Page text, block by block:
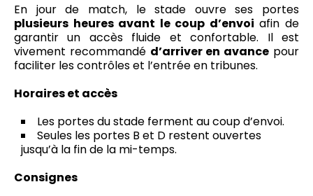
En jour de match, le stade ouvre ses portes
plusieurs heures avant le coup d’envoi afin de
garantir un accès fluide et confortable. Il est
vivement recommandé d’arriver en avance pour
faciliter les contrôles et l’entrée en tribunes.
Horaires et accès
Les portes du stade ferment au coup d’envoi.
Seules les portes B et D restent ouvertes
jusqu’à la fin de la mi-temps.
Consignes